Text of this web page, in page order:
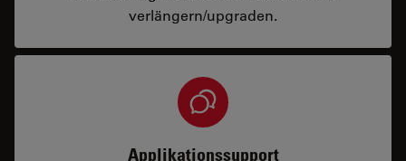
verlängern/upgraden.
Applikationssupport